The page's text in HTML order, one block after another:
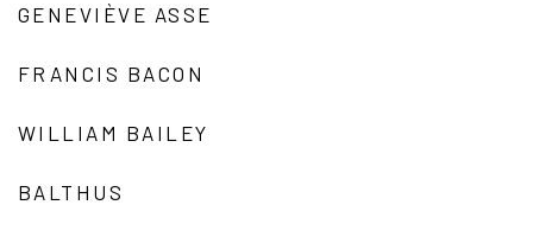
GENEVIÈVE ASSE
FRANCIS BACON
WILLIAM BAILEY
BALTHUS